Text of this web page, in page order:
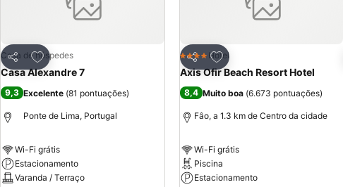
Partilhar
Adicionar aos favoritos
Casa de hóspedes
Casa Alexandre 7
9,3 Excelente (81 pontuações)
Ponte de Lima, Portugal
Wi-Fi grátis
Estacionamento
Varanda / Terraço
Partilhar
Adicionar aos favoritos
4 EstrelasHotel
Axis Ofir Beach Resort Hotel
8,4 Muito boa (6.673 pontuações)
Fâo, a 1.3 km de Centro da cidade
Wi-Fi grátis
Piscina
Estacionamento